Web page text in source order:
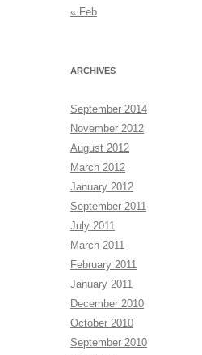
« Feb
ARCHIVES
September 2014
November 2012
August 2012
March 2012
January 2012
September 2011
July 2011
March 2011
February 2011
January 2011
December 2010
October 2010
September 2010